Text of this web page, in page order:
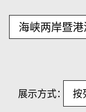
展示方式：